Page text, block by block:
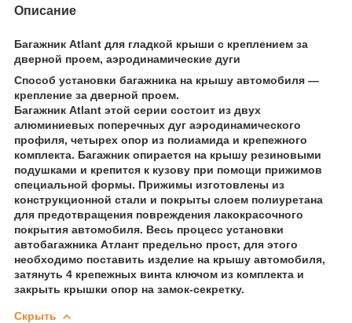
Описание
Багажник Atlant для гладкой крыши с креплением за
дверной проем, аэродинамические дуги
Способ установки багажника на крышу автомобиля —
крепление за дверной проем.
Багажник Atlant этой серии состоит из двух
алюминиевых поперечных дуг аэродинамического
профиля, четырех опор из полиамида и крепежного
комплекта. Багажник опирается на крышу резиновыми
подушками и крепится к кузову при помощи прижимов
специальной формы. Прижимы изготовлены из
конструкционной стали и покрыты слоем полиуретана
для предотвращения повреждения лакокрасочного
покрытия автомобиля. Весь процесс установки
автобагажника Атлант предельно прост, для этого
необходимо поставить изделие на крышу автомобиля,
затянуть 4 крепежных винта ключом из комплекта и
закрыть крышки опор на замок-секретку.
Скрыть